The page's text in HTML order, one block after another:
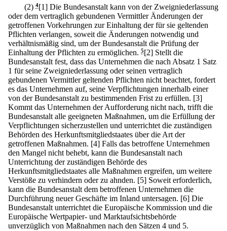
(2) 4[1] Die Bundesanstalt kann von der Zweigniederlassung
oder dem vertraglich gebundenen Vermittler Änderungen der
getroffenen Vorkehrungen zur Einhaltung der für sie geltenden
Pflichten verlangen, soweit die Änderungen notwendig und
verhältnismäßig sind, um der Bundesanstalt die Prüfung der
Einhaltung der Pflichten zu ermöglichen. 5[2] Stellt die
Bundesanstalt fest, dass das Unternehmen die nach Absatz 1 Satz
1 für seine Zweigniederlassung oder seinen vertraglich
gebundenen Vermittler geltenden Pflichten nicht beachtet, fordert
es das Unternehmen auf, seine Verpflichtungen innerhalb einer
von der Bundesanstalt zu bestimmenden Frist zu erfüllen. [3]
Kommt das Unternehmen der Aufforderung nicht nach, trifft die
Bundesanstalt alle geeigneten Maßnahmen, um die Erfüllung der
Verpflichtungen sicherzustellen und unterrichtet die zuständigen
Behörden des Herkunftsmitgliedstaates über die Art der
getroffenen Maßnahmen. [4] Falls das betroffene Unternehmen
den Mangel nicht behebt, kann die Bundesanstalt nach
Unterrichtung der zuständigen Behörde des
Herkunftsmitgliedstaates alle Maßnahmen ergreifen, um weitere
Verstöße zu verhindern oder zu ahnden. [5] Soweit erforderlich,
kann die Bundesanstalt dem betroffenen Unternehmen die
Durchführung neuer Geschäfte im Inland untersagen. [6] Die
Bundesanstalt unterrichtet die Europäische Kommission und die
Europäische Wertpapier- und Marktaufsichtsbehörde
unverzüglich von Maßnahmen nach den Sätzen 4 und 5.